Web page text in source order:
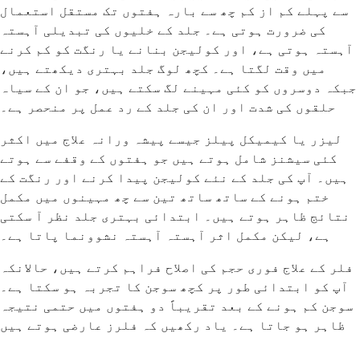
سے پہلے کم از کم چھ سے بارہ ہفتوں تک مستقل استعمال
کی ضرورت ہوتی ہے۔ جلد کے خلیوں کی تبدیلی آہستہ
آہستہ ہوتی ہے، اور کولیجن بنانے یا رنگت کو کم کرنے
میں وقت لگتا ہے۔ کچھ لوگ جلد بہتری دیکھتے ہیں،
جبکہ دوسروں کو کئی مہینے لگ سکتے ہیں، جو ان کے سیاہ
حلقوں کی شدت اور ان کی جلد کے رد عمل پر منحصر ہے۔
لیزر یا کیمیکل پیلز جیسے پیشہ ورانہ علاج میں اکثر
کئی سیشنز شامل ہوتے ہیں جو ہفتوں کے وقفے سے ہوتے
ہیں۔ آپ کی جلد کے نئے کولیجن پیدا کرنے اور رنگت کے
ختم ہونے کے ساتھ ساتھ تین سے چھ مہینوں میں مکمل
نتائج ظاہر ہوتے ہیں۔ ابتدائی بہتری جلد نظر آ سکتی
ہے، لیکن مکمل اثر آہستہ آہستہ نشوونما پاتا ہے۔
فلر کے علاج فوری حجم کی اصلاح فراہم کرتے ہیں، حالانکہ
آپ کو ابتدائی طور پر کچھ سوجن کا تجربہ ہو سکتا ہے۔
سوجن کم ہونے کے بعد تقریباً دو ہفتوں میں حتمی نتیجہ
ظاہر ہو جاتا ہے۔ یاد رکھیں کہ فلرز عارضی ہوتے ہیں